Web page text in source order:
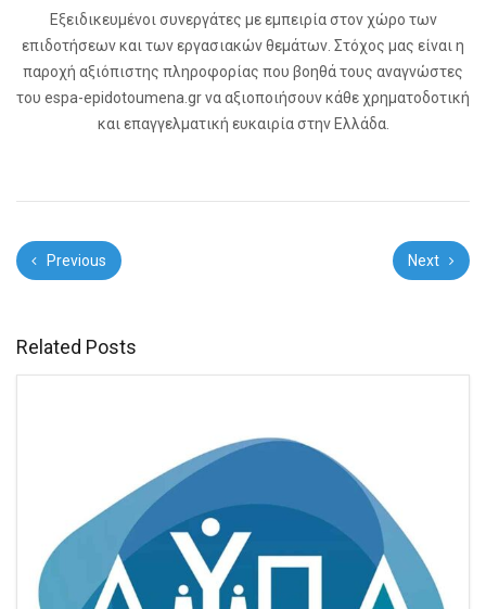
Εξειδικευμένοι συνεργάτες με εμπειρία στον χώρο των
επιδοτήσεων και των εργασιακών θεμάτων. Στόχος μας είναι η
παροχή αξιόπιστης πληροφορίας που βοηθά τους αναγνώστες
του espa-epidotoumena.gr να αξιοποιήσουν κάθε χρηματοδοτική
και επαγγελματική ευκαιρία στην Ελλάδα.
Previous Next
Related Posts